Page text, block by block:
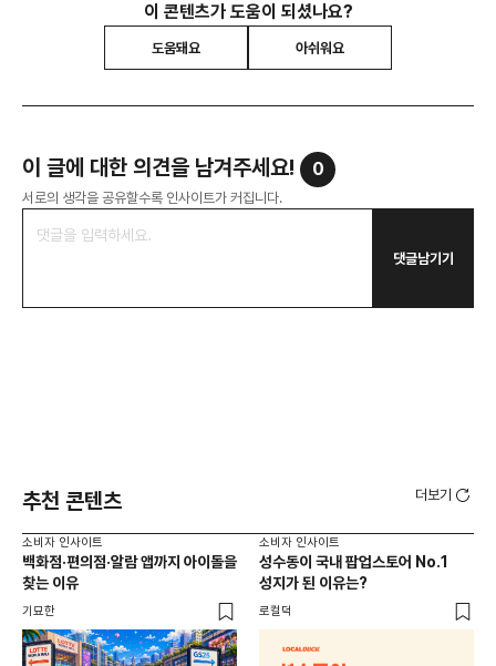
이 콘텐츠가 도움이 되셨나요?
도움돼요 아쉬워요
이 글에 대한 의견을 남겨주세요! 0
서로의 생각을 공유할수록 인사이트가 커집니다.
댓글남기기
추천 콘텐츠 더보기
소비자 인사이트
백화점·편의점·알람 앱까지 아이돌을
찾는 이유
기묘한
소비자 인사이트
성수동이 국내 팝업스토어 No.1
성지가 된 이유는?
로컬덕